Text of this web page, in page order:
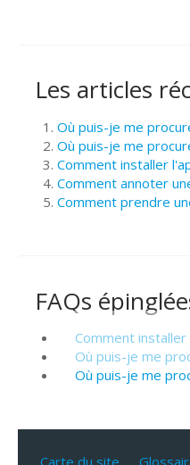
Les articles
Où puis-je me
Où puis-je me
Comment installer
Comment annoter
Comment prendre
FAQs
Comment
Où puis-je me
Où puis-je me
Carte du site